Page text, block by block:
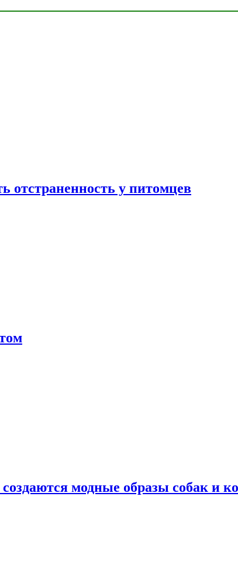
отстраненность у питомцев
модные образы собак и